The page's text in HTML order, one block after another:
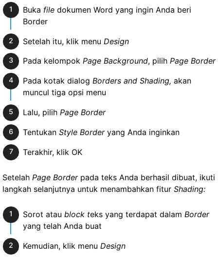
Buka filedokumen Word yang ingin Anda beri
Border
Setelah itu, klik menu Design
Pada kelompokPage Background, pilih Page Border
Pada kotak dialog Borders and Shading, akan
muncul tiga opsi menu
Lalu, pilih Page Border
Tentukan Style Borderyang Anda inginkan
Terakhir, klik OK
Setelah Page Borderpada teks Anda berhasil dibuat, ikuti
langkah selanjutnya untuk menambahkan fitur Shading:
Sorot atau block teks yang terdapat dalam Border
yang telah Anda buat
Kemudian, klik menu Design